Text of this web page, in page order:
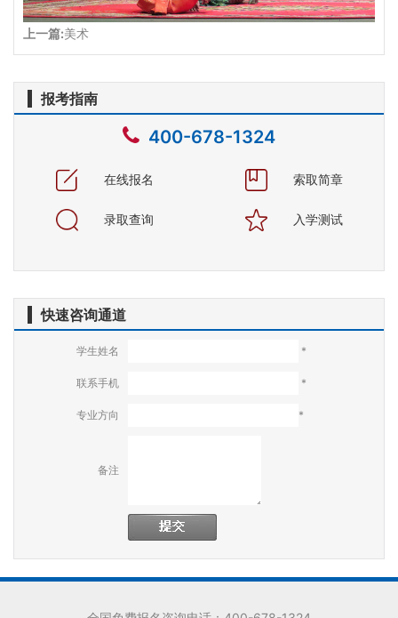
上一篇:美术
报考指南
400-678-1324
在线报名 索取简章
录取查询 入学测试
快速咨询通道
学生姓名 *
联系手机 *
专业方向 *
备注